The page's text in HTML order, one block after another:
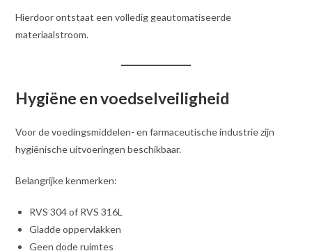
Hierdoor ontstaat een volledig geautomatiseerde
materiaalstroom.
Hygiëne en voedselveiligheid
Voor de voedingsmiddelen- en farmaceutische industrie zijn
hygiënische uitvoeringen beschikbaar.
Belangrijke kenmerken:
RVS 304 of RVS 316L
Gladde oppervlakken
Geen dode ruimtes